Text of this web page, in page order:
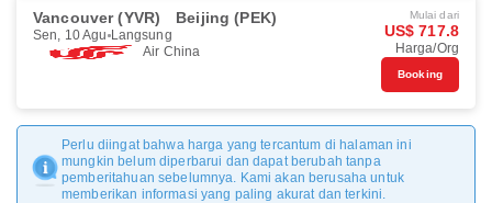
Vancouver (YVR) Beijing (PEK)
Sen, 10 Agu Langsung
Air China
Mulai dari
US$ 717.8
Harga/Org
Booking
Perlu diingat bahwa harga yang tercantum di halaman ini
mungkin belum diperbarui dan dapat berubah tanpa
pemberitahuan sebelumnya. Kami akan berusaha untuk
memberikan informasi yang paling akurat dan terkini.